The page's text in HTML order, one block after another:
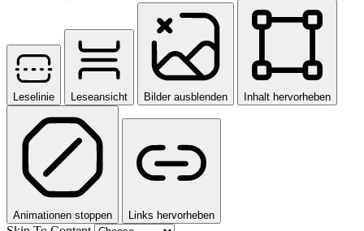
Leselinie Leseansicht Bilder ausblenden Inhalt hervorheben
Animationen stoppen Links hervorheben